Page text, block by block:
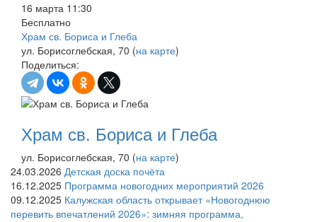
16 марта 11:30
Бесплатно
Храм св. Бориса и Глеба
ул. Борисоглебская, 70 (на карте)
Поделиться:
Храм св. Бориса и Глеба
ул. Борисоглебская, 70 (на карте)
24.03.2026 Детская доска почёта
16.12.2025 Программа новогодних мероприятий 2026
09.12.2025 Калужская область открывает «Новогоднюю
перевить впечатлений 2026»: зимняя программа,